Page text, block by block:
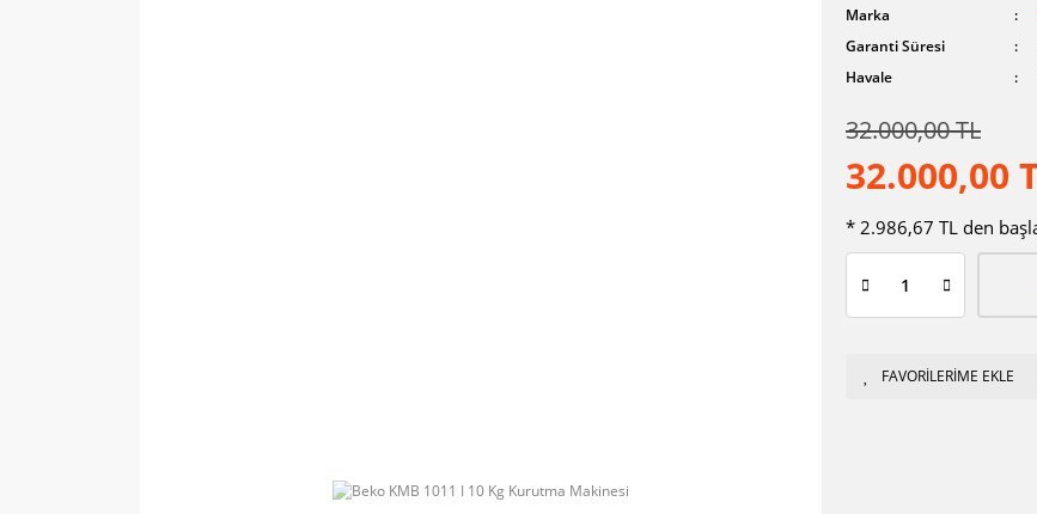
Marka
Garanti Süresi
Havale
32.000,00 TL
32.000,00
* 2.986,67 TL den